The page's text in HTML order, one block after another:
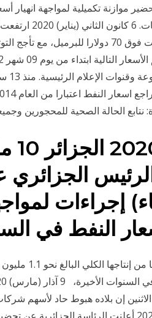
تحضير موازنة تكميلية لمواجهة انهيار
الاثنين، مواصلة مكاسبها ودافعة برنت فوق 70
الجزائري
إجراءات
تُصدِّر الجزائر
إن بلاده هبوط حاد لأسهم